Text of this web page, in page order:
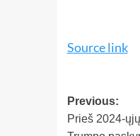
Source link
Previous:
Prieš 2024-